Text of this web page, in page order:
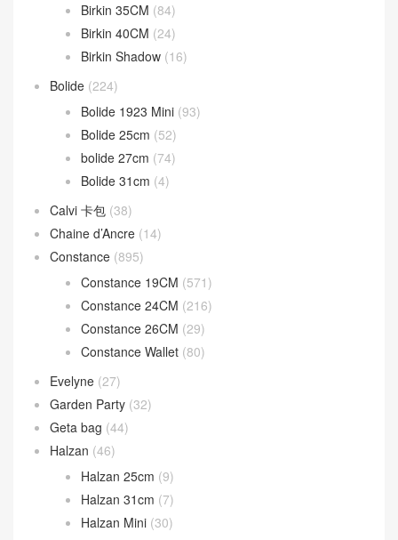
Birkin 35CM (84)
Birkin 40CM (24)
Birkin Shadow (16)
Bolide (224)
Bolide 1923 Mini (93)
Bolide 25cm (52)
bolide 27cm (74)
Bolide 31cm (4)
Calvi 卡包 (38)
Chaine d’Ancre (14)
Constance (895)
Constance 19CM (571)
Constance 24CM (216)
Constance 26CM (29)
Constance Wallet (80)
Evelyne (27)
Garden Party (32)
Geta bag (44)
Halzan (46)
Halzan 25cm (9)
Halzan 31cm (7)
Halzan Mini (30)